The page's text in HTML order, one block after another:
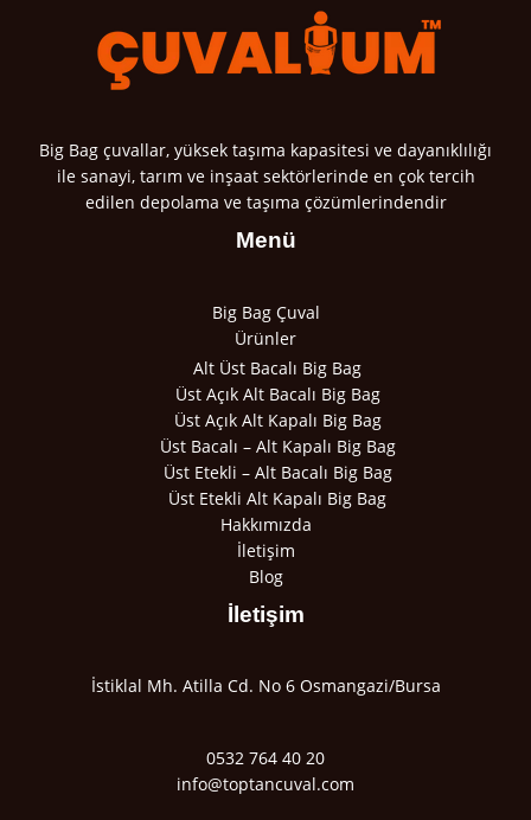
Big Bag çuvallar, yüksek taşıma kapasitesi ve dayanıklılığı
ile sanayi, tarım ve inşaat sektörlerinde en çok tercih
edilen depolama ve taşıma çözümlerindendir
Menü
Big Bag Çuval
Ürünler
Alt Üst Bacalı Big Bag
Üst Açık Alt Bacalı Big Bag
Üst Açık Alt Kapalı Big Bag
Üst Bacalı – Alt Kapalı Big Bag
Üst Etekli – Alt Bacalı Big Bag
Üst Etekli Alt Kapalı Big Bag
Hakkımızda
İletişim
Blog
İletişim
İstiklal Mh. Atilla Cd. No 6 Osmangazi/Bursa
0532 764 40 20
info@toptancuval.com